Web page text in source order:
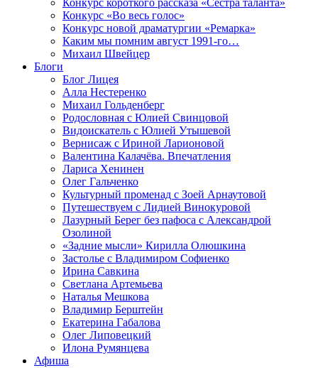
Конкурс короткого рассказа «Сестра таланта»
Конкурс «Во весь голос»
Конкурс новой драматургии «Ремарка»
Каким мы помним август 1991-го…
Михаил Швейцер
Блоги
Блог Лицея
Алла Нестеренко
Михаил Гольденберг
Родословная с Юлией Свинцовой
Видоискатель с Юлией Утышевой
Вернисаж с Ириной Ларионовой
Валентина Калачёва. Впечатления
Лариса Хенинен
Олег Гальченко
Культурный променад с Зоей Арнаутовой
Путешествуем с Лидией Винокуровой
Лазурный Берег без пафоса с Александрой
Озолиной
«Задние мысли» Кирилла Олюшкина
Застолье с Владимиром Софиенко
Ирина Савкина
Светлана Артемьева
Наталья Мешкова
Владимир Берштейн
Екатерина Габалова
Олег Липовецкий
Илона Румянцева
Афиша